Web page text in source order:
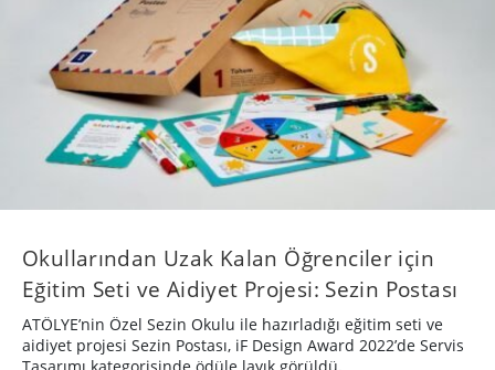
Okullarından Uzak Kalan Öğrenciler için
Eğitim Seti ve Aidiyet Projesi: Sezin Postası
ATÖLYE’nin Özel Sezin Okulu ile hazırladığı eğitim seti ve
aidiyet projesi Sezin Postası, iF Design Award 2022’de Servis